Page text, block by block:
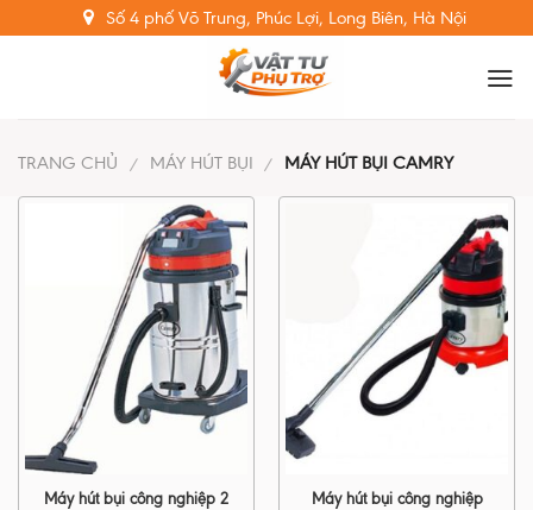
to
Số 4 phố Võ Trung, Phúc Lợi, Long Biên, Hà Nội
TRANG CHỦ / MÁY HÚT BỤI / MÁY HÚT BỤI CAMRY
Máy hút bụi công nghiệp 2
Máy hút bụi công nghiệp